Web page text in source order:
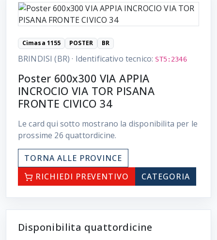
Cimasa 1155 POSTER BR
BRINDISI (BR) · Identificativo tecnico: ST5:2346
Poster 600x300 VIA APPIA
INCROCIO VIA TOR PISANA
FRONTE CIVICO 34
Le card qui sotto mostrano la disponibilita per le
prossime 26 quattordicine.
TORNA ALLE PROVINCE
RICHIEDI PREVENTIVO
CATEGORIA
Disponibilita quattordicine